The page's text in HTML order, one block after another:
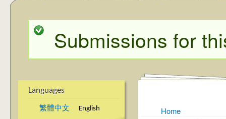
Status message
Submissions for
Languages
繁體中文 English Home